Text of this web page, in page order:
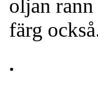
oljan
färg
.